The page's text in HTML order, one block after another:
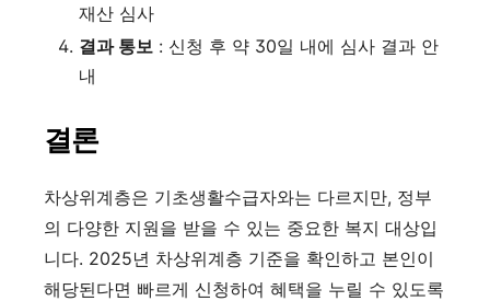
재산 심사
결과 통보 : 신청 후 약 30일 내에 심사 결과 안
내
결론
차상위계층은 기초생활수급자와는 다르지만, 정부
의 다양한 지원을 받을 수 있는 중요한 복지 대상입
니다. 2025년 차상위계층 기준을 확인하고 본인이
해당된다면 빠르게 신청하여 혜택을 누릴 수 있도록